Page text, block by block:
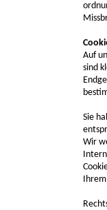
Auf
sind
Sie
Wir